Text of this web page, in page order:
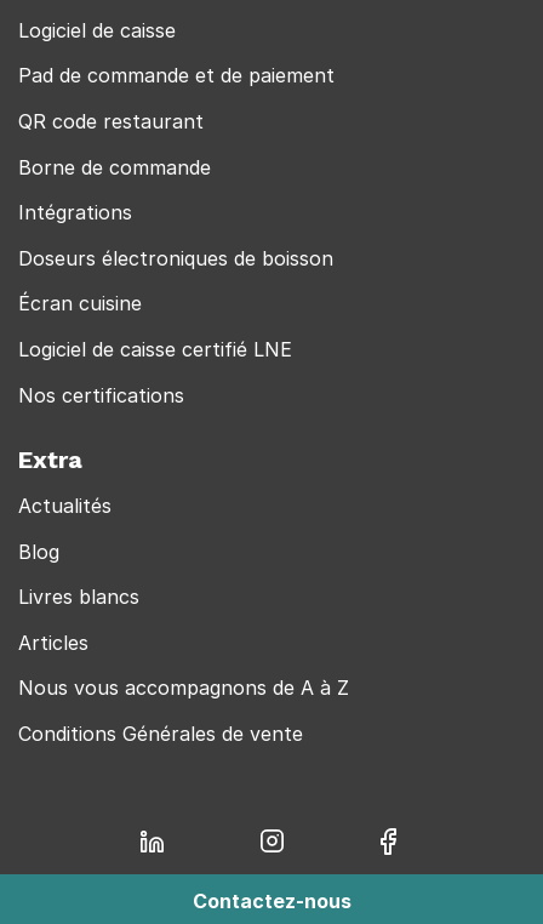
Logiciel de caisse
Pad de commande et de paiement
QR code restaurant
Borne de commande
Intégrations
Doseurs électroniques de boisson
Écran cuisine
Logiciel de caisse certifié LNE
Nos certifications
Extra
Actualités
Blog
Livres blancs
Articles
Nous vous accompagnons de A à Z
Conditions Générales de vente
Contactez-nous